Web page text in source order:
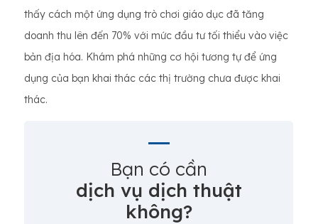
thấy cách một ứng dụng trò chơi giáo dục đã tăng
doanh thu lên đến 70% với mức đầu tư tối thiểu vào việc
bản địa hóa. Khám phá những cơ hội tương tự để ứng
dụng của bạn khai thác các thị trường chưa được khai
thác.
Bạn có cần
dịch vụ dịch thuật
không?